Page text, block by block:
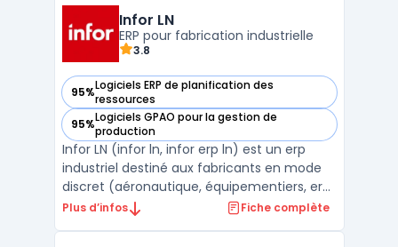
récupération de données sur le statut de la
production en temps rée ...
Infor LN
ERP pour fabrication industrielle
3.8
95%Logiciels ERP de planification des
ressources
— voir Infor LN dans cette catégorie
95%Logiciels GPAO pour la gestion de
production
— voir Infor LN dans cette catégorie
Infor LN (infor ln, infor erp ln) est un erp
industriel destiné aux fabricants en mode
discret (aéronautique, équipementiers, erp
automobile, machines). La solution couvre
Plus d’infos Fiche complète